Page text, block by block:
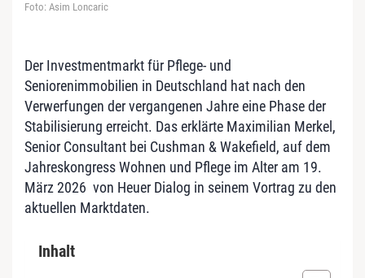
Foto: Asim Loncaric
Der Investmentmarkt für Pflege- und
Seniorenimmobilien in Deutschland hat nach den
Verwerfungen der vergangenen Jahre eine Phase der
Stabilisierung erreicht. Das erklärte Maximilian Merkel,
Senior Consultant bei Cushman & Wakefield, auf dem
Jahreskongress Wohnen und Pflege im Alter am 19.
März 2026 von Heuer Dialog in seinem Vortrag zu den
aktuellen Marktdaten.
Inhalt